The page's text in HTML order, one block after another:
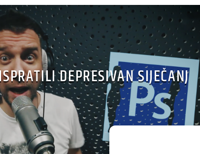
DEPRESIVAN SIJEČANJ